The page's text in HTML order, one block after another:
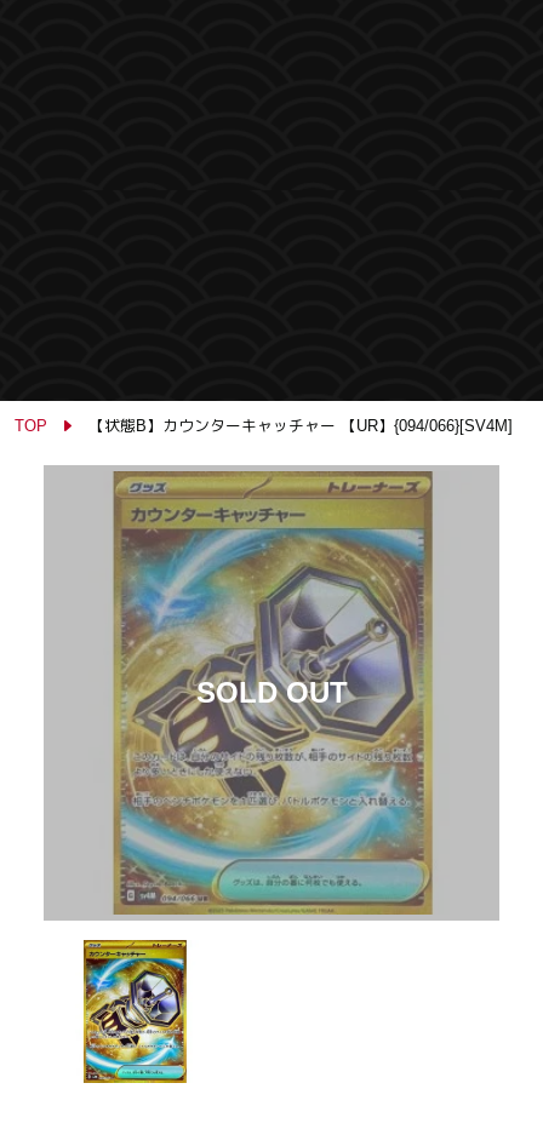
TOP 【状態B】カウンターキャッチャー 【UR】{094/066}[SV4M]